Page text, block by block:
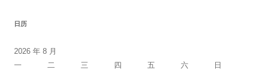
日历
2026 年 8 月
一
二 三 四 五 六
日